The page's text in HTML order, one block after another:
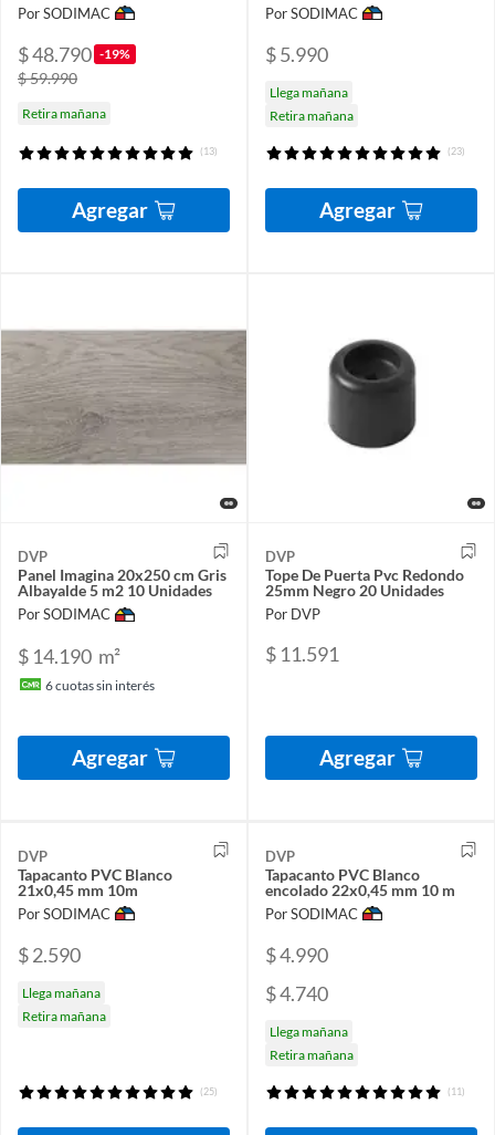
Por SODIMAC
$ 48.790 -19%
$ 59.990
Retira mañana
(13)
Agregar
Por SODIMAC
$ 5.990
Llega mañana
Retira mañana
(23)
Agregar
DVP
Panel Imagina 20x250 cm Gris
Albayalde 5 m2 10 Unidades
Por SODIMAC
$ 14.190 m²
6cuotas sin interés
Agregar
DVP
Tope De Puerta Pvc Redondo
25mm Negro 20 Unidades
Por DVP
$ 11.591
Agregar
DVP
Tapacanto PVC Blanco
21x0,45 mm 10m
Por SODIMAC
$ 2.590
Llega mañana
Retira mañana
(25)
DVP
Tapacanto PVC Blanco
encolado 22x0,45 mm 10 m
Por SODIMAC
$ 4.990
$ 4.740
Llega mañana
Retira mañana
(11)